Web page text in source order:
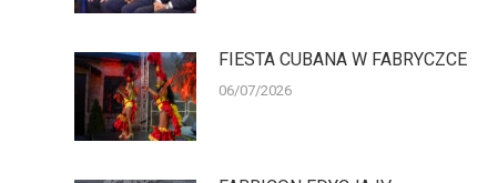
FIESTA CUBANA W FABRYCZCE
06/07/2026